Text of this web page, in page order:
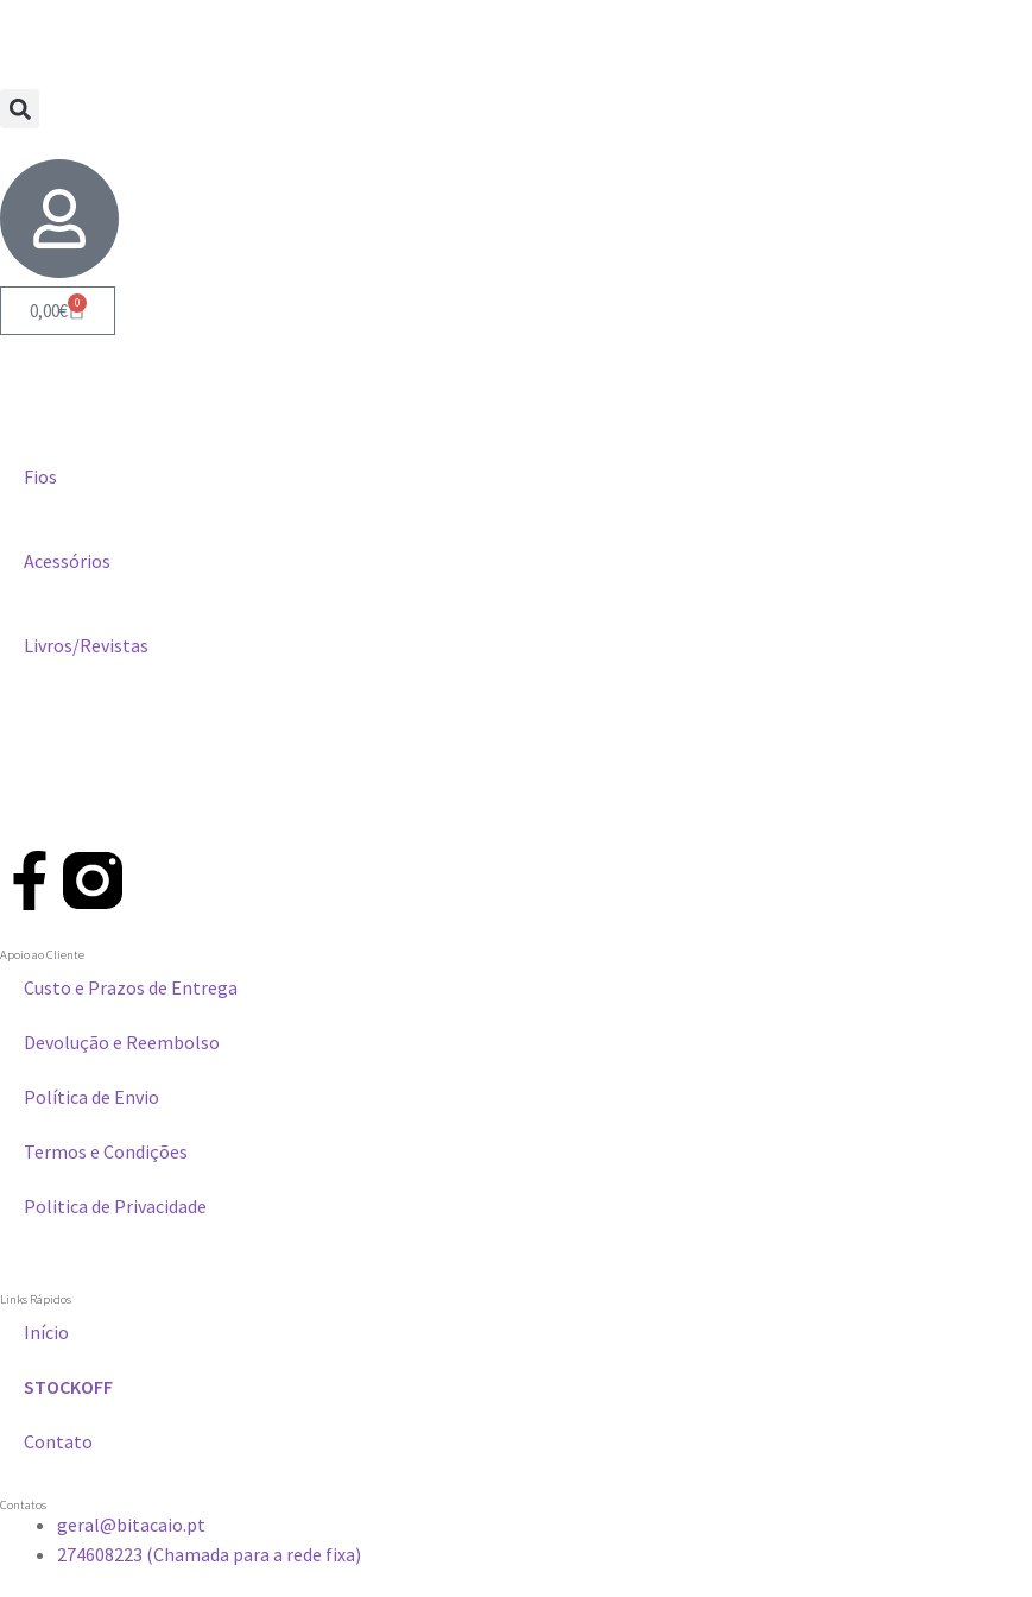
0,00€ 0
Fios
Acessórios
Livros/Revistas
Apoio ao Cliente
Custo e Prazos de Entrega
Devolução e Reembolso
Política de Envio
Termos e Condições
Politica de Privacidade
Links Rápidos
Início
STOCKOFF
Contato
Contatos
geral@bitacaio.pt
274608223 (Chamada para a rede fixa)